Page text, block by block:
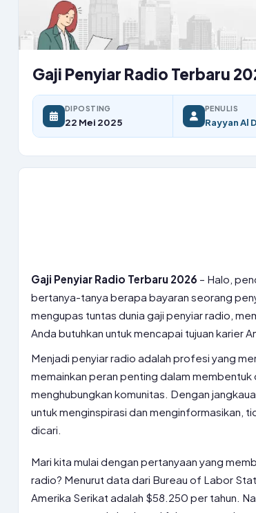
Gaji Penyiar Radio Terbaru
DIPOSTING
22 Mei 2025
PENULIS
Rayyan Al
Gaji Penyiar Radio Terbaru 2026 – Halo,
bertanya-tanya berapa bayaran seorang
mengupas tuntas dunia gaji penyiar radio,
Anda butuhkan untuk mencapai tujuan karier
Menjadi penyiar radio adalah profesi yang
memainkan peran penting dalam
menghubungkan komunitas. Dengan
untuk menginspirasi dan menginformasikan,
dicari.
Mari kita mulai dengan pertanyaan yang
radio? Menurut data dari Bureau of Labor
Amerika Serikat adalah $58.250 per tahun.